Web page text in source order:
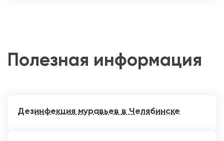
Полезная информация
Дезинфекция муравьев в Челябинске